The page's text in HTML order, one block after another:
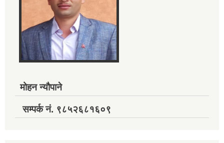
मोहन न्यौपाने
सम्पर्क नं. ९८५२६८१६०९